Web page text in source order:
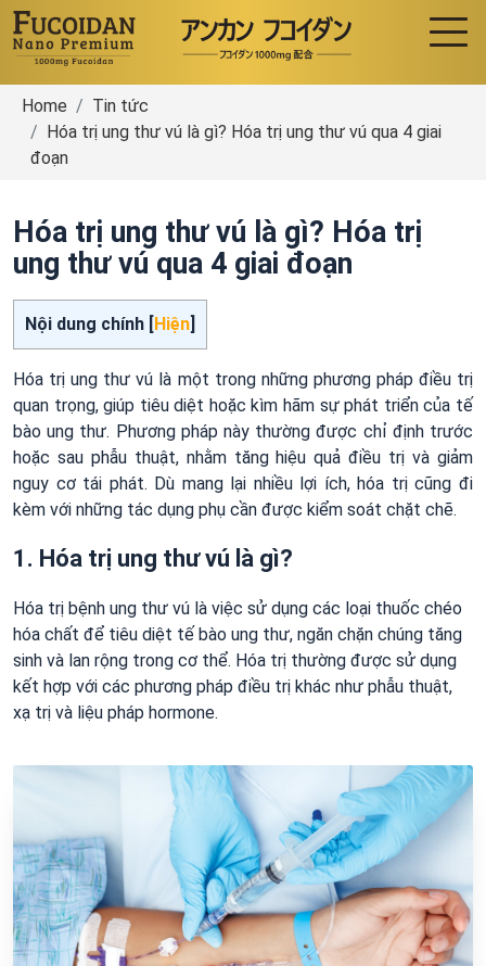
Home
Tin tức
Hóa trị ung thư vú là gì? Hóa trị ung thư vú qua 4 giai
đoạn
Hóa trị ung thư vú là gì? Hóa trị
ung thư vú qua 4 giai đoạn
Nội dung chính [Hiện]
Hóa trị ung thư vú là một trong những phương pháp điều trị
quan trọng, giúp tiêu diệt hoặc kìm hãm sự phát triển của tế
bào ung thư. Phương pháp này thường được chỉ định trước
hoặc sau phẫu thuật, nhằm tăng hiệu quả điều trị và giảm
nguy cơ tái phát. Dù mang lại nhiều lợi ích, hóa trị cũng đi
kèm với những tác dụng phụ cần được kiểm soát chặt chẽ.
1. Hóa trị ung thư vú là gì?
Hóa trị bệnh ung thư vú là việc sử dụng các loại thuốc chéo
hóa chất để tiêu diệt tế bào ung thư, ngăn chặn chúng tăng
sinh và lan rộng trong cơ thể. Hóa trị thường được sử dụng
kết hợp với các phương pháp điều trị khác như phẫu thuật,
xạ trị và liệu pháp hormone.